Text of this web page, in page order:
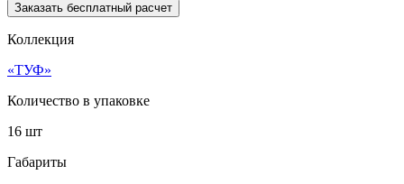
Заказать бесплатный расчет
Коллекция
«ТУФ»
Количество в упаковке
16 шт
Габариты